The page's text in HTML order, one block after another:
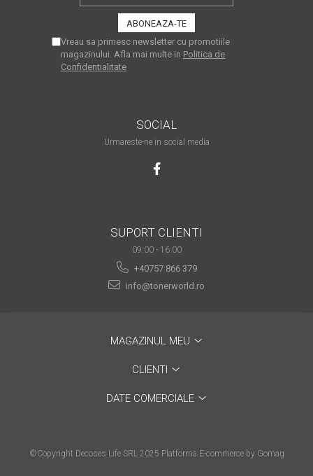
Vreau sa primesc newsletter cu promotiile
magazinului. Afla mai multe in Politica de
Confidentialitate
SOCIAL
Urmareste-ne in social media
SUPORT CLIENTI
09:00 - 16:00
+40757 866 379
info@tonerworld.ro
MAGAZINUL MEU
CLIENTI
DATE COMERCIALE
©Copyright Decoses Life SRL 2025 Platforma E-commerce by Gomag